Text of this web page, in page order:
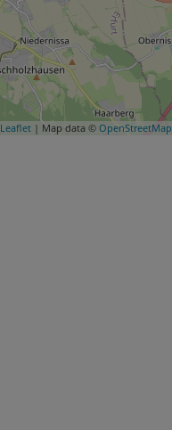
Leaflet | Map data © OpenStreetMap